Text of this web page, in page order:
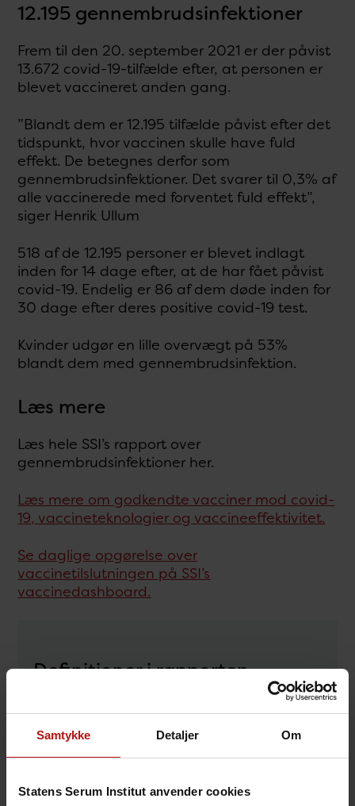
Samtykke Detaljer Om
Statens Serum Institut anvender cookies
12.195 gennembrudsinfektioner
Frem til den 20. september 2021 er der påvist
13.672 covid-19-tilfælde efter, at personen er
blevet vaccineret anden gang.
”Blandt dem er 12.195 tilfælde påvist efter det
tidspunkt, hvor vaccinen skulle have fuld
effekt. De betegnes derfor som
gennembrudsinfektioner. Det svarer til 0,3% af
alle vaccinerede med forventet fuld effekt”,
siger Henrik Ullum
518 af de 12.195 personer er blevet indlagt
inden for 14 dage efter, at de har fået påvist
covid-19. Endelig er 86 af dem døde inden for
30 dage efter deres positive covid-19 test.
Kvinder udgør en lille overvægt på 53%
blandt dem med gennembrudsinfektion.
Læs mere
Læs hele SSI’s rapport over
gennembrudsinfektioner her.
Læs mere om godkendte vacciner mod covid-
19, vaccineteknologier og vaccineeffektivitet.
Se daglige opgørelse over
vaccinetilslutningen på SSI’s
vaccinedashboard.
Definitioner i rapporten
En infektion
er i det følgende defineret som en positiv
PCR-test for covid-19. Man kan her ikke
skelne mellem en symptomatisk og en
anderledes fra de studier, der ligger til